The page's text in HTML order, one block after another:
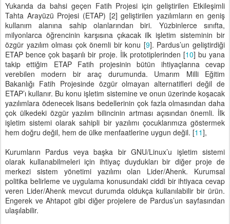
Yukarıda da bahsi geçen Fatih Projesi için geliştirilen Etkileşimli
Tahta Arayüzü Projesi (ETAP) [2] geliştirilen yazılımların en geniş
kullanım alanına sahip olanlarından biri. Yüzbinlerce sınıfta,
milyonlarca öğrencinin karşısına çıkacak ilk işletim sisteminin bir
özgür yazılım olması çok önemli bir konu [9]. Pardus’un geliştirdiği
ETAP bence çok başarılı bir proje. İlk prototiplerinden [10] bu yana
takip ettiğim ETAP Fatih projesinin bütün ihtiyaçlarına cevap
verebilen modern bir araç durumunda. Umarım Milli Eğitim
Bakanlığı Fatih Projesinde özgür olmayan alternatifleri değil de
ETAP’ı kullanır. Bu konu işletim sistemine ve onun üzerinde koşacak
yazılımlara ödenecek lisans bedellerinin çok fazla olmasından daha
çok ülkedeki özgür yazılım bilincinin artması açısından önemli. İlk
işletim sistemi olarak sahipli bir yazılımı çocuklarımıza göstermek
hem doğru değil, hem de ülke menfaatlerine uygun değil. [11],
Kurumların Pardus veya başka bir GNU/Linux’u işletim sistemi
olarak kullanabilmeleri için ihtiyaç duydukları bir diğer proje de
merkezi sistem yönetimi yazılımı olan Lider/Ahenk. Kurumsal
politika belirleme ve uygulama konusundaki ciddi bir ihtiyaca cevap
veren Lider/Ahenk mevcut durumda oldukça kullanılabilir bir ürün.
Engerek ve Ahtapot gibi diğer projelere de Pardus’un sayfasından
ulaşılabilir.